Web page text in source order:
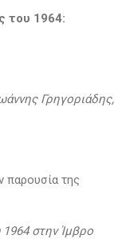
του 1964:
Γρηγοριάδης,
παρουσία της
στην Ίμβρο